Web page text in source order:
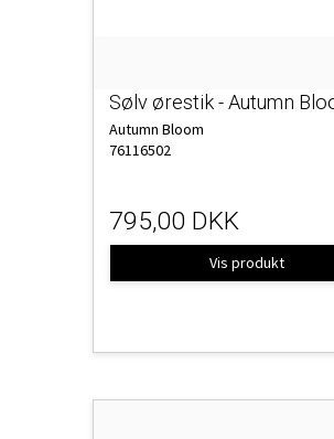
Sølv ørestik - Autumn
Autumn Bloom
76116502
795,00 DKK
Vis produkt